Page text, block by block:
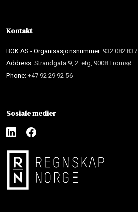
Kontakt
BOK AS - Organisasjonsnummer:932 082 837
Address:Strandgata 9, 2. etg, 9008 Tromsø
Phone:+47 92 29 92 56
Sosiale medier
Bok AS